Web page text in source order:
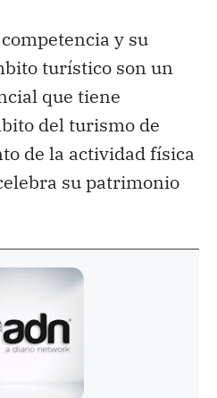
y su
turístico son un
que tiene
del turismo de
de la actividad física
su patrimonio